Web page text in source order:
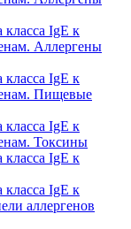
IgE к
Аллергены
IgE к
Пищевые
IgE к
Токсины
IgE к
IgE к
аллергенов